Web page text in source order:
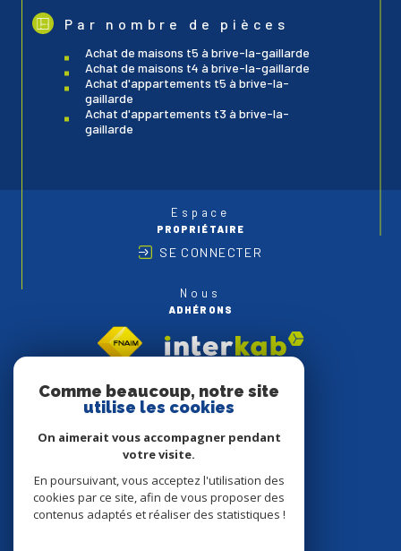
Par nombre de pièces
achat de maisons t5 à brive-la-gaillarde
achat de maisons t4 à brive-la-gaillarde
achat d'appartements t5 à brive-la-
gaillarde
achat d'appartements t3 à brive-la-
gaillarde
Espace
PROPRIÉTAIRE
SE CONNECTER
Nous
ADHÉRONS
Comme beaucoup, notre site
utilise les cookies
On aimerait vous accompagner pendant
votre visite.
En poursuivant, vous acceptez l'utilisation des
cookies par ce site, afin de vous proposer des
contenus adaptés et réaliser des statistiques !